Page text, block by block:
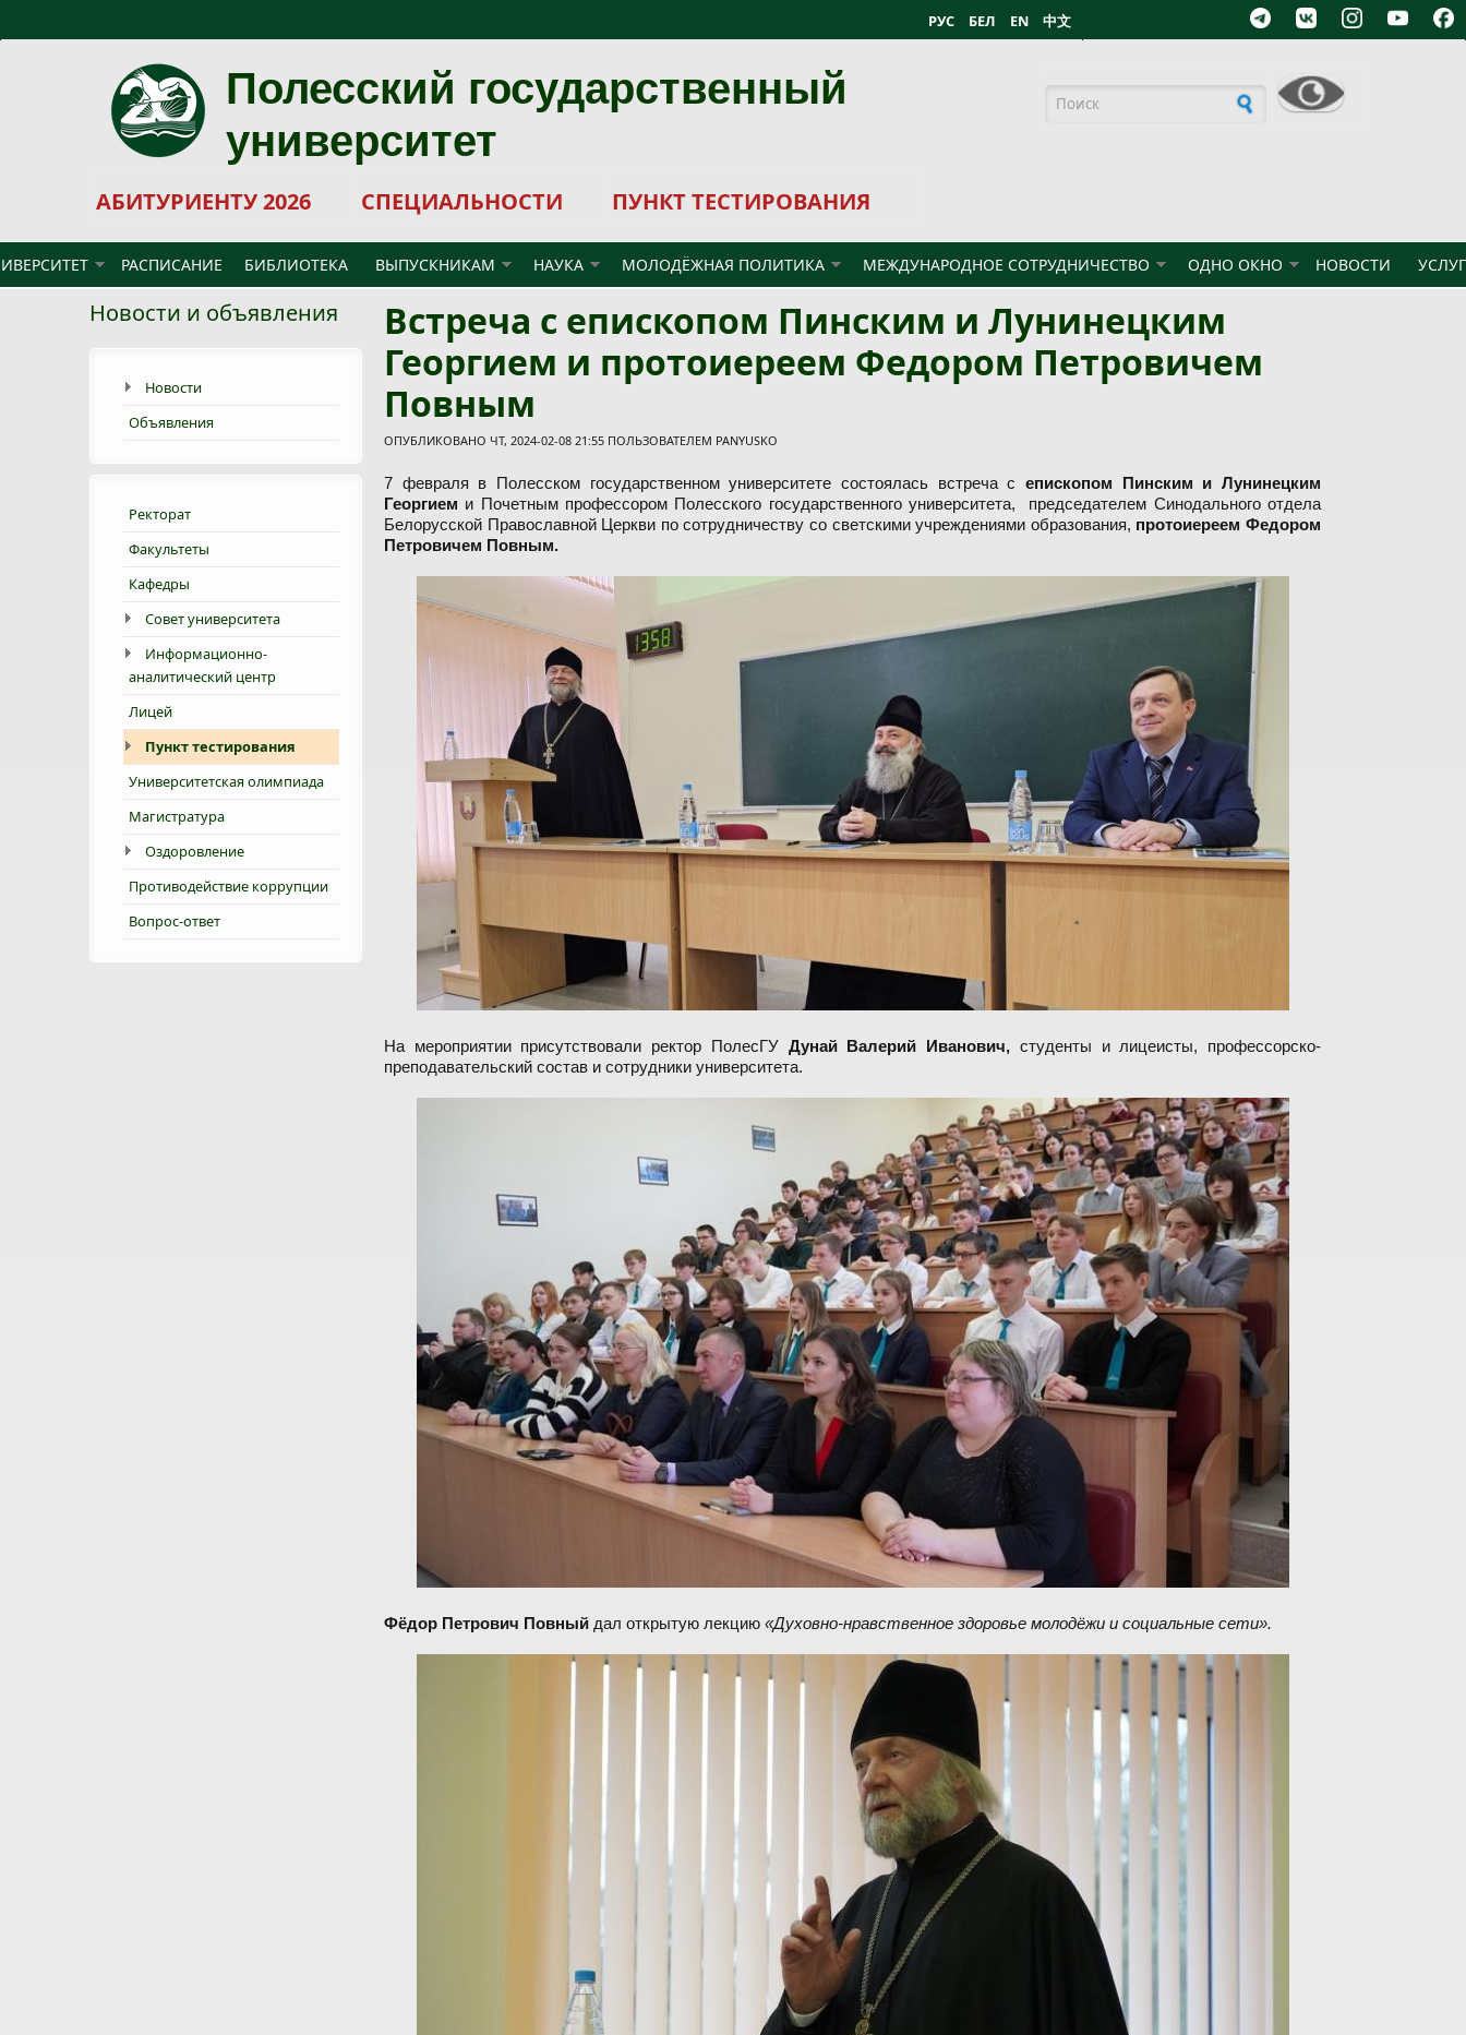
РУС БЕЛ EN 中文
Полесский государственный
университет
АБИТУРИЕНТУ 2026 СПЕЦИАЛЬНОСТИ ПУНКТ ТЕСТИРОВАНИЯ
РАСПИСАНИЕ БИБЛИОТЕКА ВЫПУСКНИКАМ НАУКА МОЛОДЁЖНАЯ ПОЛИТИКА МЕЖДУНАРОДНОЕ СОТРУДНИЧЕСТВО ОДНО ОКНО НОВОСТИ
Новости и объявления
Новости
Объявления
Ректорат
Факультеты
Кафедры
Совет университета
Информационно-
аналитический центр
Лицей
Пункт тестирования
Университетская олимпиада
Магистратура
Оздоровление
Противодействие коррупции
Вопрос-ответ
Встреча с епископом Пинским и Лунинецким
Георгием и протоиереем Федором Петровичем
Повным
ОПУБЛИКОВАНО ЧТ, 2024-02-08 21:55 ПОЛЬЗОВАТЕЛЕМ PANYUSKO
7 февраля в Полесском государственном университете состоялась встреча с епископом Пинским и Лунинецким
Георгием и Почетным профессором Полесского государственного университета, председателем Синодального отдела
Белорусской Православной Церкви по сотрудничеству со светскими учреждениями образования, протоиереем Федором
Петровичем Повным.
На мероприятии присутствовали ректор ПолесГУДунай Валерий Иванович, студенты и лицеисты, профессорско-
преподавательский состав и сотрудники университета.
Фёдор Петрович Повный дал открытую лекцию «Духовно-нравственное здоровье молодёжи и социальные сети».